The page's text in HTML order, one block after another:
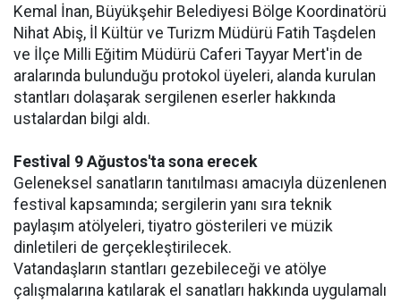
Kemal İnan, Büyükşehir Belediyesi Bölge Koordinatörü
Nihat Abiş, İl Kültür ve Turizm Müdürü Fatih Taşdelen
ve İlçe Milli Eğitim Müdürü Caferi Tayyar Mert'in de
aralarında bulunduğu protokol üyeleri, alanda kurulan
stantları dolaşarak sergilenen eserler hakkında
ustalardan bilgi aldı.
Festival 9 Ağustos'ta sona erecek
Geleneksel sanatların tanıtılması amacıyla düzenlenen
festival kapsamında; sergilerin yanı sıra teknik
paylaşım atölyeleri, tiyatro gösterileri ve müzik
dinletileri de gerçekleştirilecek.
Vatandaşların stantları gezebileceği ve atölye
çalışmalarına katılarak el sanatları hakkında uygulamalı